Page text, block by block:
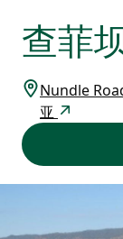
查菲
Nundle
亚